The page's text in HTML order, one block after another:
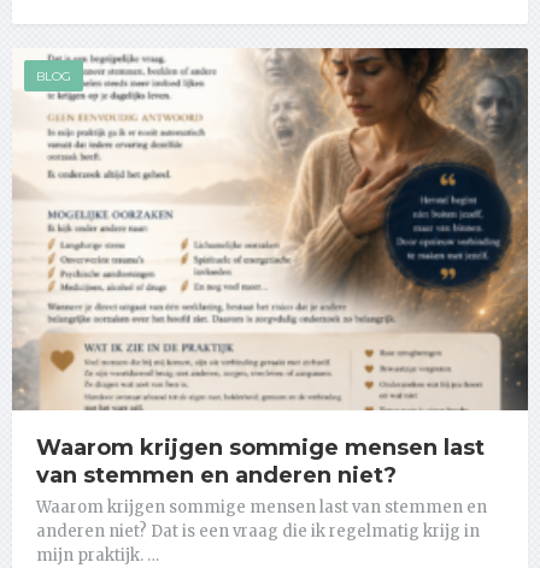
BLOG
Waarom krijgen sommige mensen last
van stemmen en anderen niet?
Waarom krijgen sommige mensen last van stemmen en
anderen niet? Dat is een vraag die ik regelmatig krijg in
mijn praktijk. …